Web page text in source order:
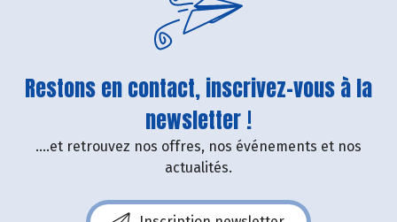
Restons en contact, inscrivez-vous à la
newsletter !
....et retrouvez nos offres, nos événements et nos
actualités.